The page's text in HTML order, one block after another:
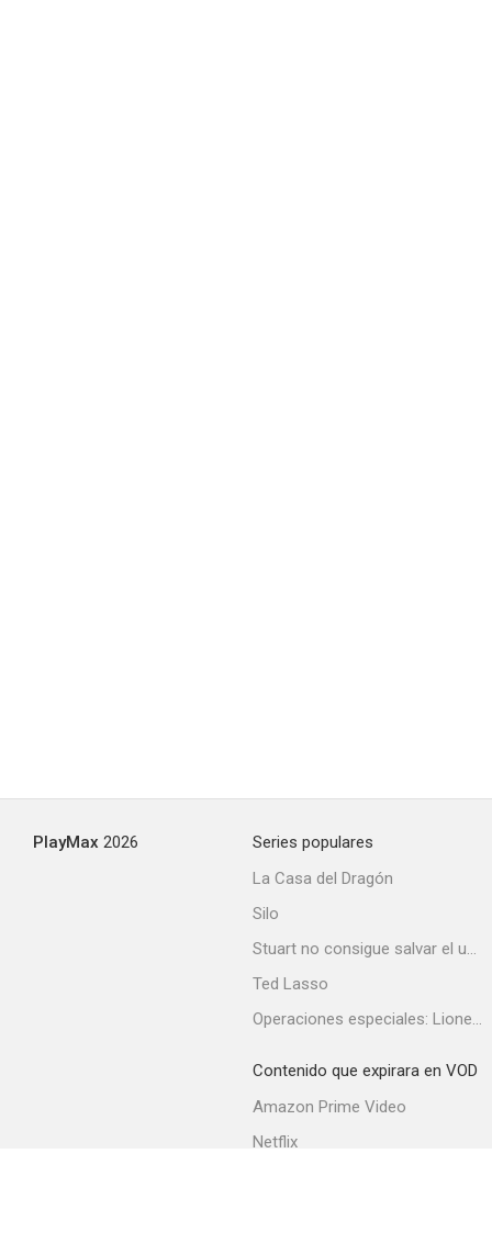
PlayMax 2026
Series populares
La Casa del Dragón
Silo
Stuart no consigue salvar el universo
Ted Lasso
Operaciones especiales: Lioness
Contenido que expirara en VOD
Amazon Prime Video
Netflix